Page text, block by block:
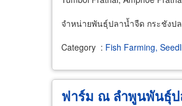
จำหน่ายพันธุ์ปลาน้ำจืด กระชังป
Category : Fish Farming,
ฟาร์ม ณ ลำพูนพันธุ์ป